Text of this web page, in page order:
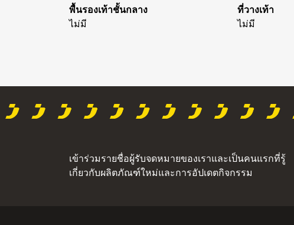
พื้นรองเท้าชั้นกลาง
ไม่มี
ที่วางเท้า
ไม่มี
เข้าร่วมรายชื่อผู้รับจดหมายของเราและเป็นคนแรกที่รู้
เกี่ยวกับผลิตภัณฑ์ใหม่และการอัปเดตกิจกรรม